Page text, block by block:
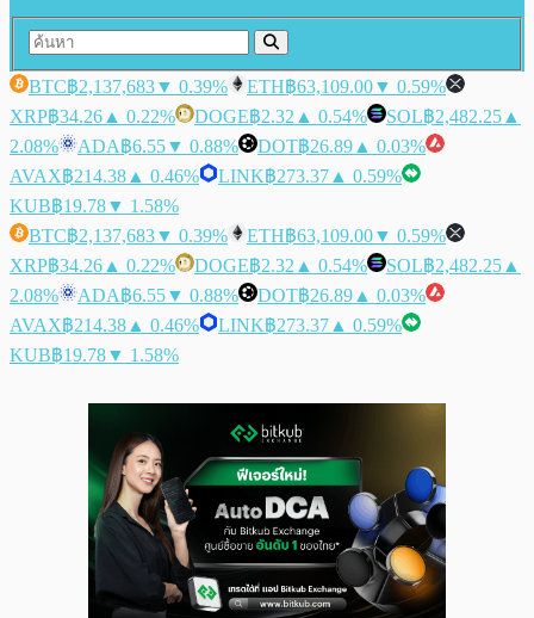
BTC฿2,137,683▼ 0.39% ETH฿63,109.00▼ 0.59%
XRP฿34.26 ▲ 0.22% DOGE฿2.32 ▲ 0.54% SOL฿2,482.25 ▲
2.08%
ADA฿6.55▼ 0.88% DOT฿26.89 ▲ 0.03%
AVAX฿214.38 ▲ 0.46% LINK฿273.37 ▲ 0.59%
KUB฿19.78▼ 1.58%
BTC฿2,137,683▼ 0.39% ETH฿63,109.00▼ 0.59%
XRP฿34.26 ▲ 0.22% DOGE฿2.32 ▲ 0.54% SOL฿2,482.25 ▲
2.08%
ADA฿6.55▼ 0.88% DOT฿26.89 ▲ 0.03%
AVAX฿214.38 ▲ 0.46% LINK฿273.37 ▲ 0.59%
KUB฿19.78▼ 1.58%